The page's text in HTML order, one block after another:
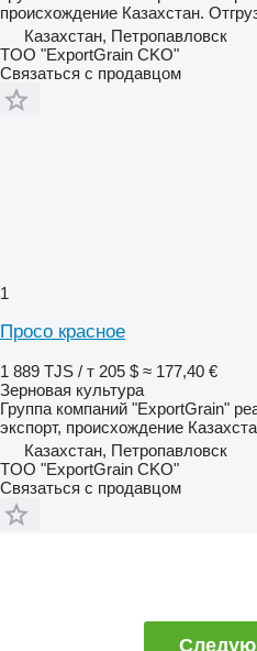
происхождение Казахстан.
Казахстан, Петропавловск
TOO "ExportGrain CKO"
Связаться с продавцом
1
Просо красное
1 889 TJS / т 205 $ ≈ 177,40 €
Зерновая культура
Группа компаний "ExportGrain"
экспорт, происхождение
Казахстан, Петропавловск
TOO "ExportGrain CKO"
Связаться с продавцом